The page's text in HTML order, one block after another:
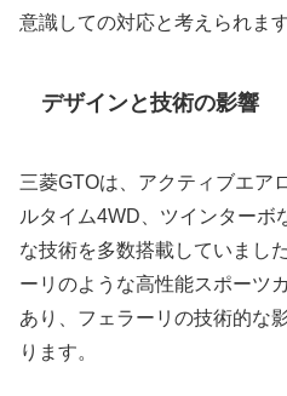
意識しての対応と考えられます
デザインと技術の影響
三菱GTOは、アクティブエア
ルタイム4WD、ツインターボ
な技術を多数搭載していまし
ーリのような高性能スポーツ
あり、フェラーリの技術的な
ります。​